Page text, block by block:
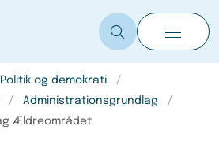
Politik og demokrati
Administrationsgrundlag
Ældreområdet